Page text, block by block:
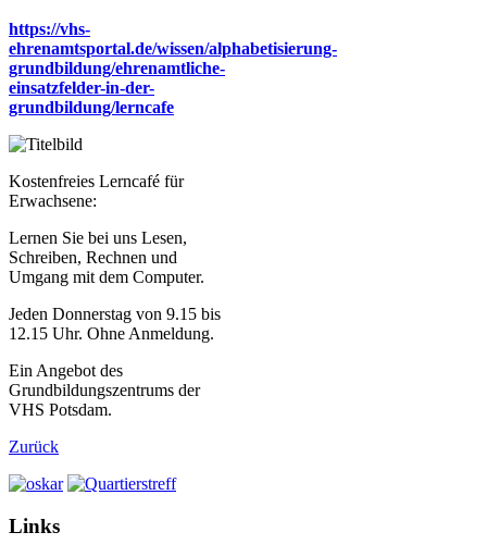
https://vhs-
ehrenamtsportal.de/wissen/alphabetisierung-
grundbildung/ehrenamtliche-
einsatzfelder-in-der-
grundbildung/lerncafe
Kostenfreies Lerncafé für
Erwachsene:
Lernen Sie bei uns Lesen,
Schreiben, Rechnen und
Umgang mit dem Computer.
Jeden Donnerstag von 9.15 bis
12.15 Uhr. Ohne Anmeldung.
Ein Angebot des
Grundbildungszentrums der
VHS Potsdam.
Zurück
Links